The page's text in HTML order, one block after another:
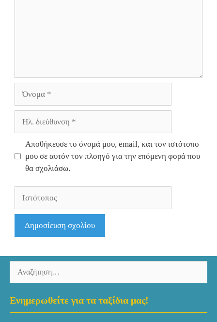
Αποθήκευσε το όνομά μου, email, και τον ιστότοπο
μου σε αυτόν τον πλοηγό για την επόμενη φορά που
θα σχολιάσω.
Ενημερωθείτε για τα ταξίδια μας!